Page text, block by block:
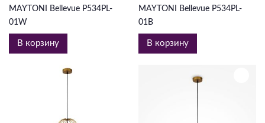
MAYTONI Bellevue P534PL-
01W
В корзину
MAYTONI Bellevue P534PL-
01B
В корзину